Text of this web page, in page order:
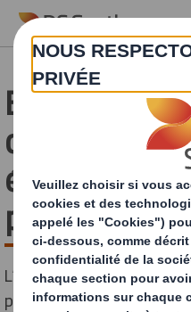
Skip to main content
E-
calculer
écologique
packagings ?
L’e-commerce représente
pour les consommateurs :